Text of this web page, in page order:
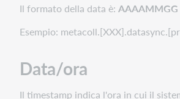
da
collezioni
di
di
catalogazione
Il formato della data è: AAAAMMGG
Esempio:
Data/ora
Il timestamp indica l'ora in cui il